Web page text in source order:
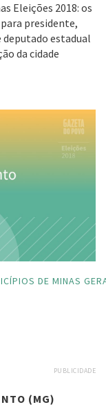
Eleições 2018: os
presidente,
deputado estadual
da cidade
DE MINAS
PUBLICIDADE
(MG)